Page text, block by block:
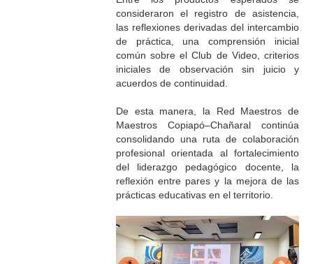
consideraron el registro de asistencia,
las reflexiones derivadas del intercambio
de práctica, una comprensión inicial
común sobre el Club de Video, criterios
iniciales de observación sin juicio y
acuerdos de continuidad.
De esta manera, la Red Maestros de
Maestros Copiapó–Chañaral continúa
consolidando una ruta de colaboración
profesional orientada al fortalecimiento
del liderazgo pedagógico docente, la
reflexión entre pares y la mejora de las
prácticas educativas en el territorio.